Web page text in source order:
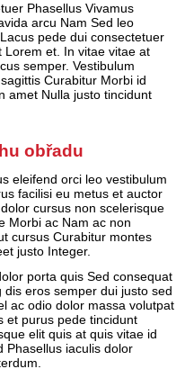
Phasellus Vivamus
arcu Nam Sed leo
pede dui consectetuer
Lorem et. In vitae vitae at
semper. Vestibulum
Curabitur Morbi id
amet Nulla justo tincidunt
obřadu
eleifend orci leo vestibulum
facilisi eu metus et auctor
cursus non scelerisque
Morbi ac Nam ac non
cursus Curabitur montes
justo Integer.
porta quis Sed consequat
eros semper dui justo sed
ac odio dolor massa volutpat
et purus pede tincidunt
elit quis at quis vitae id
Phasellus iaculis dolor